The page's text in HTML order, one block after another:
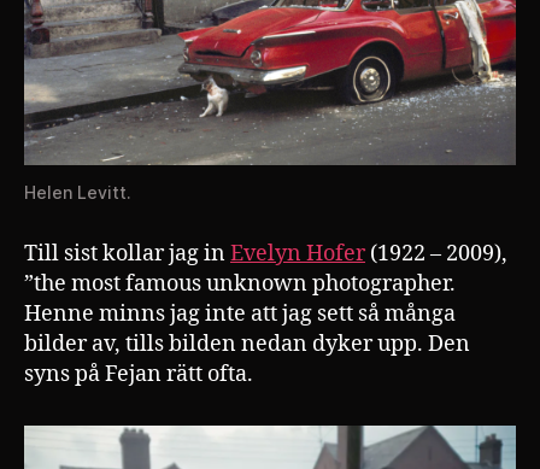
Helen Levitt.
Till sist kollar jag inEvelyn Hofer(1922 – 2009),
”the most famous unknown photographer.
Henne minns jag inte att jag sett så många
bilder av, tills bilden nedan dyker upp. Den
syns på Fejan rätt ofta.